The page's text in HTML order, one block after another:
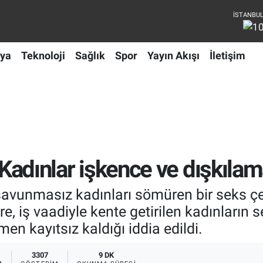
Teknoloji Sağlık Spor Yayın Akışı İletişim
işkence ve
kadınları sömüren bir seks
iş vaadiyle kente getirilen kadınların
kayıtsız kaldığı iddia edildi.
3307 9 DK